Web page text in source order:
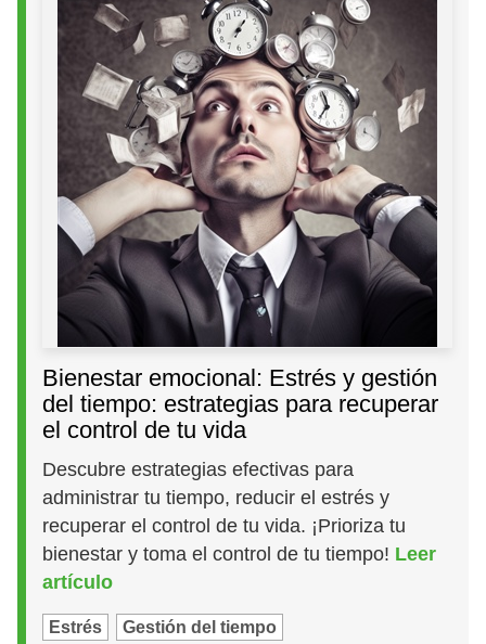
Bienestar emocional: Estrés y gestión
del tiempo: estrategias para recuperar
el control de tu vida
Descubre estrategias efectivas para
administrar tu tiempo, reducir el estrés y
recuperar el control de tu vida. ¡Prioriza tu
bienestar y toma el control de tu tiempo! Leer
artículo
Estrés Gestión del tiempo